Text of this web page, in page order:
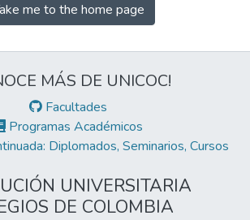
me to the home page
MÁS DE UNICOC!
Facultades
Programas Académicos
Diplomados, Seminarios, Cursos
UNIVERSITARIA
DE COLOMBIA